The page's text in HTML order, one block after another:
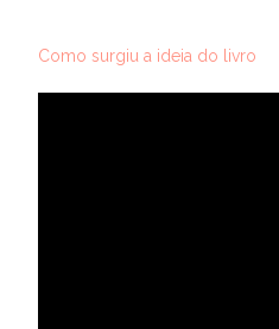
Como surgiu a ideia do livro